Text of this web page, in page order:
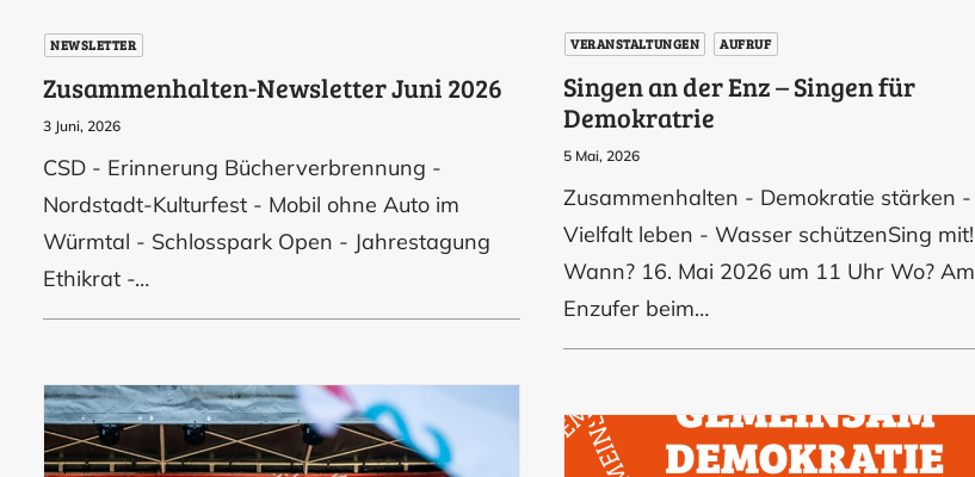
NEWSLETTER
Zusammenhalten-Newsletter Juni 2026
3 Juni, 2026
CSD - Erinnerung Bücherverbrennung -
Nordstadt-Kulturfest - Mobil ohne Auto im
Würmtal - Schlosspark Open - Jahrestagung
Ethikrat -…
VERANSTALTUNGEN AUFRUF
Singen an der Enz – Singen für
Demokratrie
5 Mai, 2026
Zusammenhalten - Demokratie stärken -
Vielfalt leben - Wasser schützenSing mit!
Wann? 16. Mai 2026 um 11 Uhr Wo? Am
Enzufer beim…